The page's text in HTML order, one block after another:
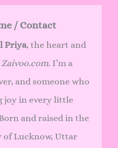
/ Contact
Priya, the heart and
Zaivoo.com. I’m a
and someone who
joy in every little
and raised in the
Lucknow, Uttar